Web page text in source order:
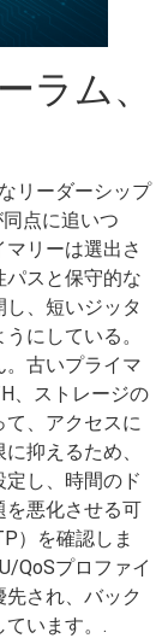
ラム、
リーダーシップ
点に追いつ
リーは選出さ
スと保守的な
、短いジッタ
にしている。
古いプライマ
、ストレージの
、アクセスに
抑えるため、
し、時間のド
を悪化させる可
）を確認しま
QoSプロファイ
され、バック
います。.